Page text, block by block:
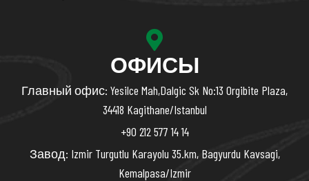
ОФИСЫ
Главный офис: Yesilce Mah,Dalgic Sk No:13 Orgibite Plaza,
34418 Kagithane/Istanbul
+90 212 577 14 14
Завод: Izmir Turgutlu Karayolu 35.km, Bagyurdu Kavsagi,
Kemalpasa/Izmir